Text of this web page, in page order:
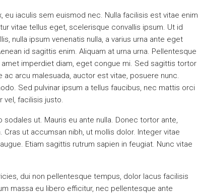
eu iaculis sem euismod nec. Nulla facilisis est vitae enim
vitae tellus eget, scelerisque convallis ipsum. Ut id
nulla ipsum venenatis nulla, a varius urna ante eget
id sagittis enim. Aliquam at urna urna. Pellentesque
imperdiet diam, eget congue mi. Sed sagittis tortor
arcu malesuada, auctor est vitae, posuere nunc.
Sed pulvinar ipsum a tellus faucibus, nec mattis orci
vel, facilisis justo.
ut. Mauris eu ante nulla. Donec tortor ante,
ut accumsan nibh, ut mollis dolor. Integer vitae
Etiam sagittis rutrum sapien in feugiat. Nunc vitae
dui non pellentesque tempus, dolor lacus facilisis
massa eu libero efficitur, nec pellentesque ante